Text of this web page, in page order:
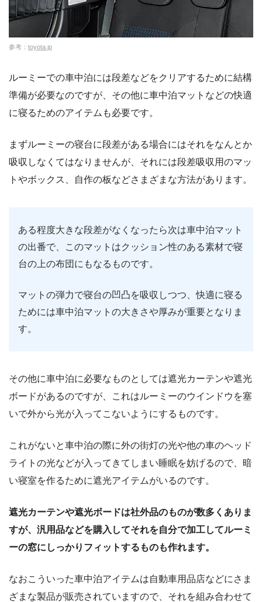
参考： toyota.jp
ルーミーでの車中泊には段差などをクリアするために結構
準備が必要なのですが、その他に車中泊マットなどの快適
に寝るためのアイテムも必要です。
まずルーミーの寝台に段差がある場合にはそれをなんとか
吸収しなくてはなりませんが、それには段差吸収用のマッ
トやボックス、自作の板などさまざまな方法があります。
ある程度大きな段差がなくなったら次は車中泊マット
の出番で、このマットはクッション性のある素材で寝
台の上の布団にもなるものです。
マットの弾力で寝台の凹凸を吸収しつつ、快適に寝る
ためには車中泊マットの大きさや厚みが重要となりま
す。
その他に車中泊に必要なものとしては遮光カーテンや遮光
ボードがあるのですが、これはルーミーのウインドウを塞
いで外から光が入ってこないようにするものです。
これがないと車中泊の際に外の街灯の光や他の車のヘッド
ライトの光などが入ってきてしまい睡眠を妨げるので、暗
い寝室を作るために遮光アイテムがいるのです。
遮光カーテンや遮光ボードは社外品のものが数多くありま
すが、汎用品などを購入してそれを自分で加工してルーミ
ーの窓にしっかりフィットするものも作れます。
なおこういった車中泊アイテムは自動車用品店などにさま
ざまな製品が販売されていますので、それを組み合わせて